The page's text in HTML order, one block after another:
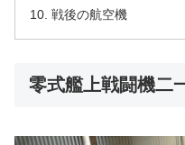
戦後の航空機
零式艦上戦闘機二